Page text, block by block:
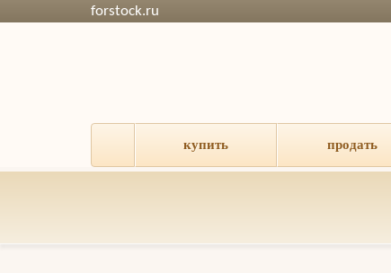
forstock.ru
купить продать